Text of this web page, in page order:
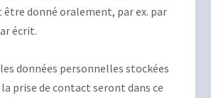
donné oralement, par ex. par
écrit.
données personnelles stockées
la prise de contact seront dans ce